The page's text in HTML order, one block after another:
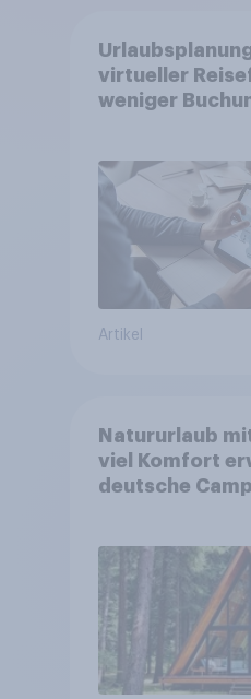
virtueller
weniger
Artikel
Natururlaub
viel Komfort
deutsche